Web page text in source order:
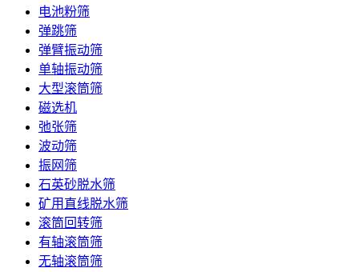
电池粉筛
弹跳筛
弹臂振动筛
单轴振动筛
大型滚筒筛
磁选机
弛张筛
波动筛
振网筛
石英砂脱水筛
矿用直线脱水筛
滚筒回转筛
有轴滚筒筛
无轴滚筒筛